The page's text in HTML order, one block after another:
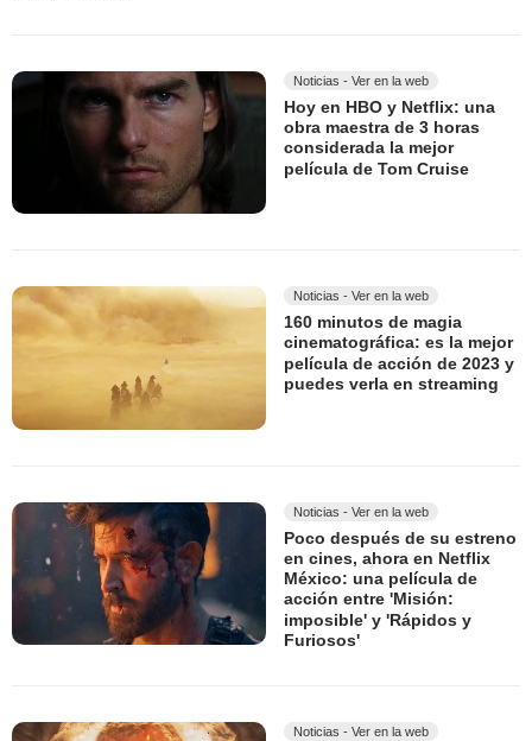
Noticias - Ver en la web
Hoy en HBO y Netflix: una
obra maestra de 3 horas
considerada la mejor
película de Tom Cruise
Noticias - Ver en la web
160 minutos de magia
cinematográfica: es la mejor
película de acción de 2023 y
puedes verla en streaming
Noticias - Ver en la web
Poco después de su estreno
en cines, ahora en Netflix
México: una película de
acción entre 'Misión:
imposible' y 'Rápidos y
Furiosos'
Noticias - Ver en la web